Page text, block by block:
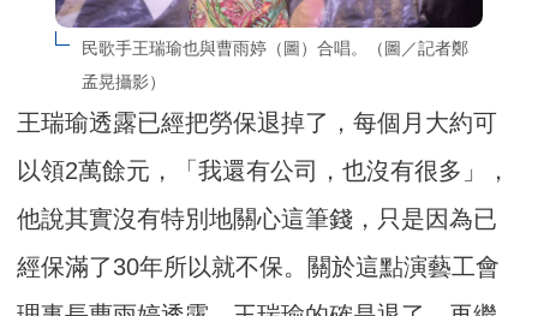
民歌手王瑞瑜也與曹雨婷（圖）合唱。（圖／記者鄭
孟晃攝影）
王瑞瑜透露已經把勞保退掉了，每個月大約可
以領2萬餘元，「我還有公司，也沒有很多」，
他說其實沒有特別地關心這筆錢，只是因為已
經保滿了30年所以就不保。關於這點演藝工會